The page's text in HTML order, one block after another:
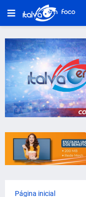
Página inicial